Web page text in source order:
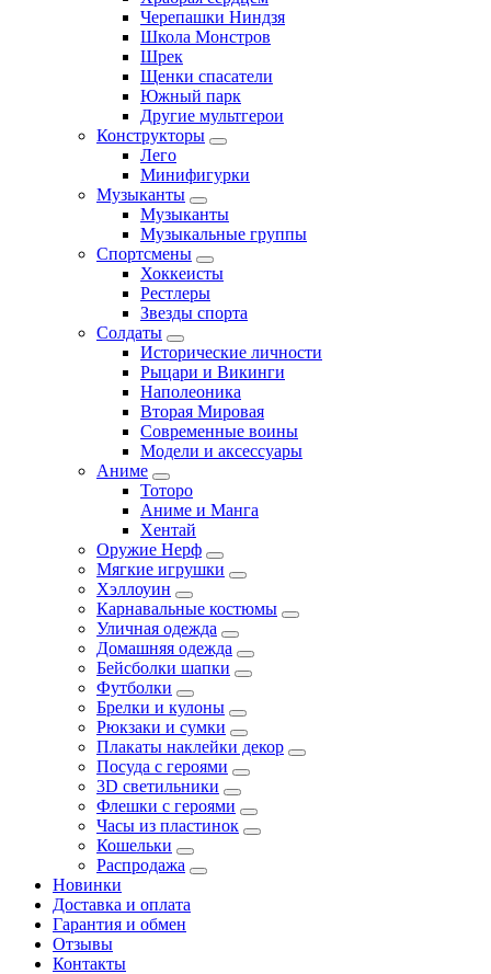
Черепашки Ниндзя
Школа Монстров
Шрек
Щенки спасатели
Южный парк
Другие мультгерои
Конструкторы
Лего
Минифигурки
Музыканты
Музыканты
Музыкальные группы
Спортсмены
Хоккеисты
Рестлеры
Звезды спорта
Солдаты
Исторические личности
Рыцари и Викинги
Наполеоника
Вторая Мировая
Современные воины
Модели и аксессуары
Аниме
Тоторо
Аниме и Манга
Хентай
Оружие Нерф
Мягкие игрушки
Хэллоуин
Карнавальные костюмы
Уличная одежда
Домашняя одежда
Бейсболки шапки
Футболки
Брелки и кулоны
Рюкзаки и сумки
Плакаты наклейки декор
Посуда с героями
3D светильники
Флешки с героями
Часы из пластинок
Кошельки
Распродажа
Новинки
Доставка и оплата
Гарантия и обмен
Отзывы
Контакты